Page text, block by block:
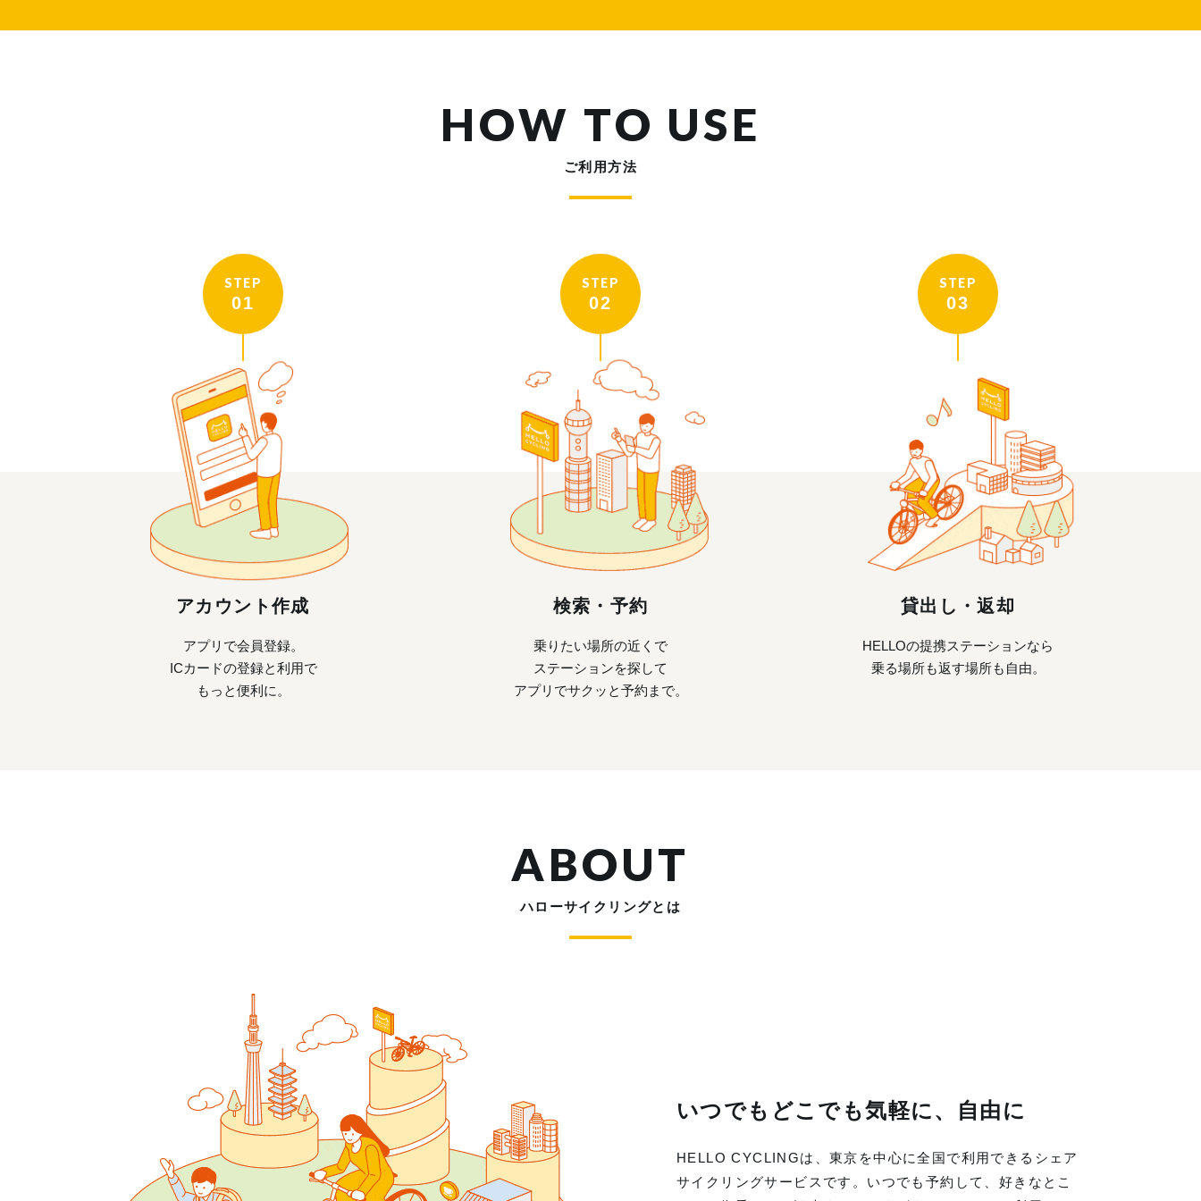
HOW TO USE
ご利用方法
STEP
01
アカウント作成
アプリで会員登録。
ICカードの登録と利用で
もっと便利に。
STEP
02
検索・予約
乗りたい場所の近くで
ステーションを探して
アプリでサクッと予約まで。
STEP
03
貸出し・返却
HELLOの提携ステーションなら
乗る場所も返す場所も自由。
ABOUT
ハローサイクリングとは
いつでもどこでも気軽に、自由に
HELLO CYCLINGは、東京を中心に全国で利用できるシェア
サイクリングサービスです。いつでも予約して、好きなとこ